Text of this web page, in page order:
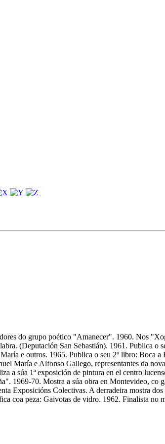
do grupo poético "Amanecer". 1960. Nos
(Deputación San Sebastián). 1961. Publica o
e outros. 1965. Publica o seu 2º libro: Boca
María e Alfonso Gallego, representantes da
a súa 1ª exposición de pintura en el centro
1969-70. Mostra a súa obra en Montevideo, co
Exposicións Colectivas. A derradeira mostra
coa peza: Gaivotas de vidro. 1962. Finalista no